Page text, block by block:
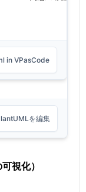
in VPasCode
を編集
視化）